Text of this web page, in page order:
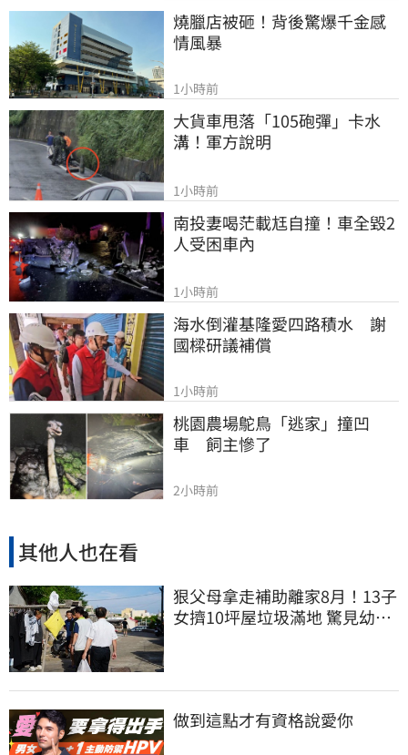
燒臘店被砸！背後驚爆千金感
情風暴
1小時前
大貨車甩落「105砲彈」卡水
溝！軍方說明
1小時前
南投妻喝茫載尪自撞！車全毀2
人受困車內
1小時前
海水倒灌基隆愛四路積水　謝
國樑研議補償
1小時前
桃園農場鴕鳥「逃家」撞凹
車　飼主慘了
2小時前
其他人也在看
狠父母拿走補助離家8月！13子
女擠10坪屋垃圾滿地 驚見幼童
做到這點才有資格說愛你